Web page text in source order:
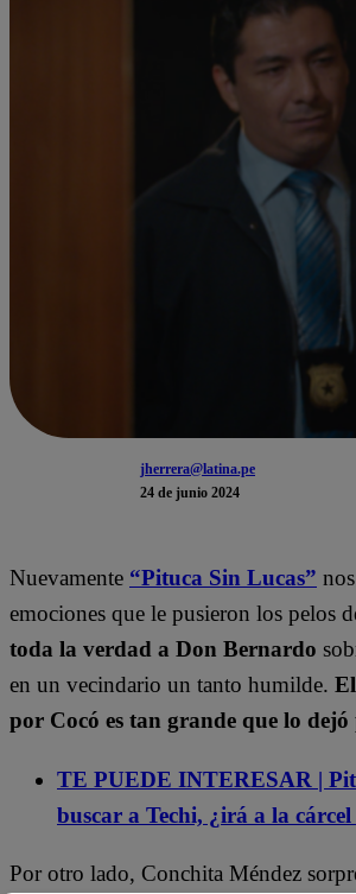
jherrera@latina.pe
24 de junio 2024
Nuevamente “Pituca Sin Lucas”
emociones que le pusieron los pelos
toda la verdad a Don Bernardo
en un vecindario un tanto humilde.
por Cocó es tan grande que lo dejó
TE PUEDE INTERESAR |
buscar a Techi, ¿irá a la
Por otro lado, Conchita Méndez